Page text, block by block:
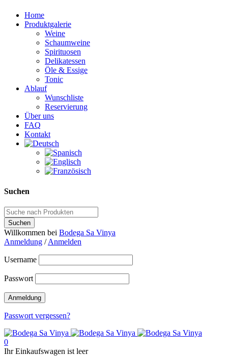
Home
Produktgalerie
Weine
Schaumweine
Spirituosen
Delikatessen
Öle & Essige
Tonic
Ablauf
Wunschliste
Reservierung
Über uns
FAQ
Kontakt
Suchen
Willkommen bei Bodega Sa Vinya
Anmeldung /Anmelden
Username
Passwort
Passwort vergessen?
0
Ihr Einkaufswagen ist leer